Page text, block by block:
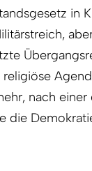
in
nach einer
die